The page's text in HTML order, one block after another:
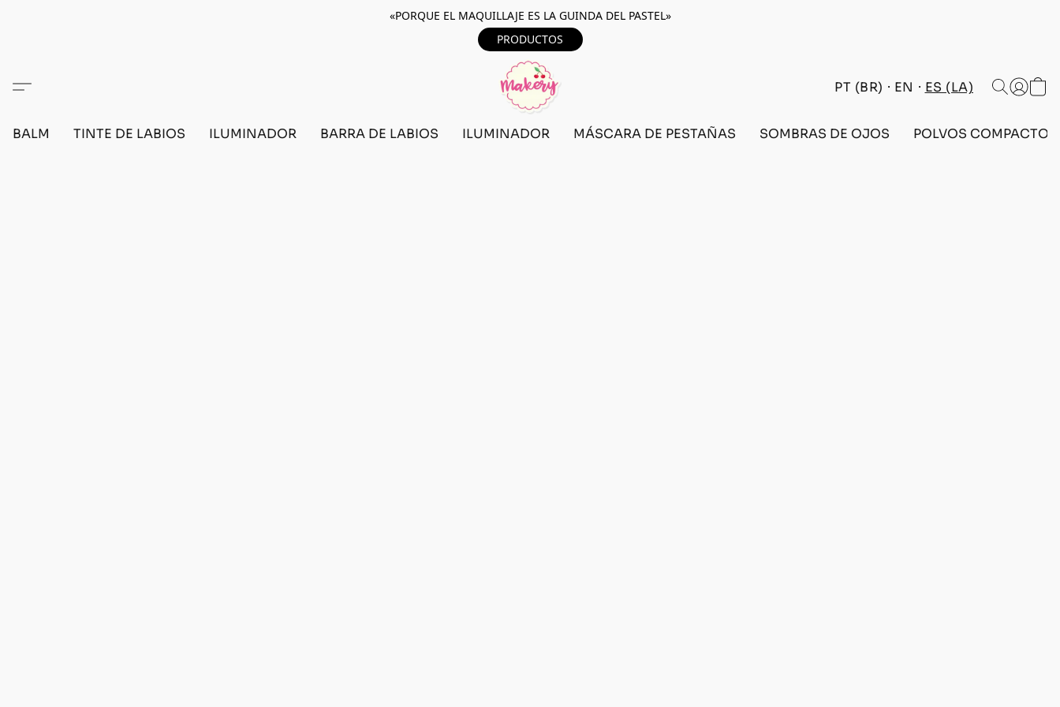
«PORQUE EL MAQUILLAJE ES LA GUINDA DEL PASTEL»
PRODUCTOS
PT (BR) EN ES (LA)
BALM TINTE DE LABIOS ILUMINADOR BARRA DE LABIOS ILUMINADOR MÁSCARA DE PESTAÑAS SOMBRAS DE OJOS POLVOS COMPACTOS